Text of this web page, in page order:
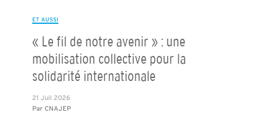
ET AUSSI
« Le fil de notre avenir » : une
mobilisation collective pour la
solidarité internationale
21 Juil 2026
Par CNAJEP